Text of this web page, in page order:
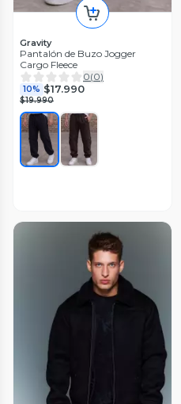
Gravity
Pantalón de Buzo Jogger
Cargo Fleece
0(0)
10% $17.990
$19.990